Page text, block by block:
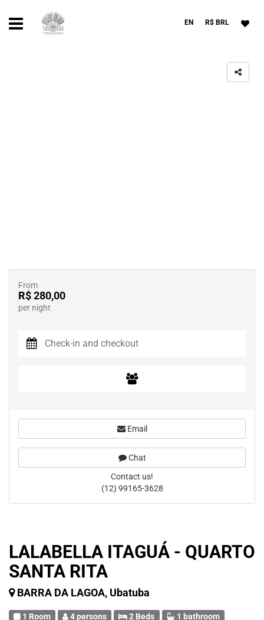
EN R$ BRL
LALABELLA ITAGUÁ - QUARTO
SANTA RITA
BARRA DA LAGOA, Ubatuba
1 Room 4 persons 2 Beds 1 bathroom
From
R$ 280,00
per night
Email
Chat
Contact us!
(12) 99165-3628